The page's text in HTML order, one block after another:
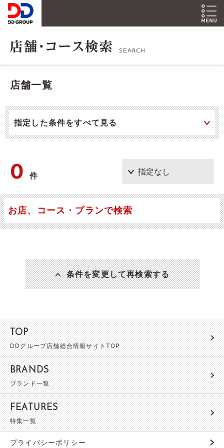
SEARCH
店舗一覧
指定した条件をすべて見る
0件
お店、コース・プランで検索
条件を変更して再検索する
TOP
DDグループ店舗総合情報サイトTOP
BRANDS
ブランド一覧
FEATURES
特集一覧
プライバシーポリシー